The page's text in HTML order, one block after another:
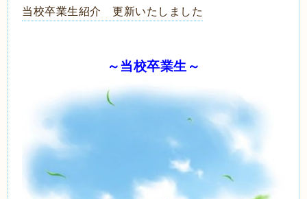
当校卒業生紹介 更新いたしました
～当校卒業生～